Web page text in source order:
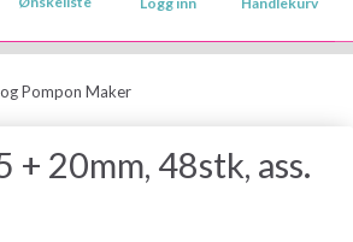
Pompon Maker
+ 20mm, 48stk, ass.